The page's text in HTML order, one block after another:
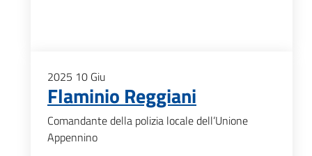
2025 10 Giu
Flaminio Reggiani
Comandante della polizia locale dell’Unione
Appennino